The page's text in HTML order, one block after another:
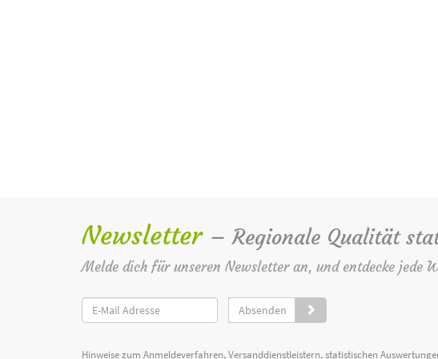
Newsletter – Regionale Qualität
Melde dich für unseren Newsletter an, und entdecke jede
Absenden
Hinweise zum Anmeldeverfahren, Versanddienstleistern, statistischen